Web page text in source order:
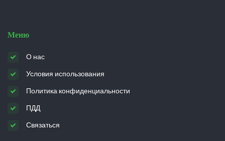
Меню
О нас
Условия использования
Политика конфиденциальности
ПДД
Связаться